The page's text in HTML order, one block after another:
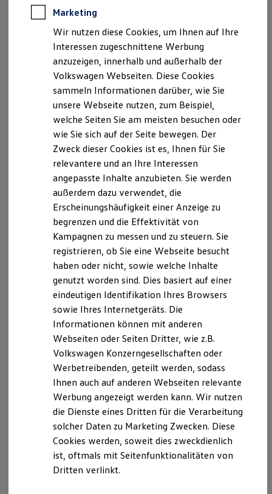
Rekuperation
Laden unterwegs
Laden Zuhause
Ladestationen finden
Ladezeitensimulator
Batterie
Sicherheit
Nachhaltigkeit
Technologie
Kosten und Kauf
Kaufoptionen
E-Auto-Förderung
Software und Konnektivität
Die ID. Software 6
ID. Software Versionen und Updates
Digitale Extras
Schnittstellen zu Ihrem ID.
Hybridautos
Marke und Erlebnis
Volkswagen R und R Experience
R-Modelle
R Experience
Driving Experience
Volkswagen entdecken
Werkbesichtigung
Lifestyle Shop
T-Roc Kollektion
Golf Kollektion
ID. Kollektion
Volkswagen Kollektion
R-Kollektion
GTI Kollektion
Fußball Drop
we drive football
#wedriveproud
Besitzer und Service
Software Updates
Service und Ersatzteile
Steuernummer 328/5860/1231
Sitz der Gesellschaft: Menden
HRB 12535, Amtsgericht Arnsberg
Externer Datenschutzbeauftragter:
Schadowski Consulting GmbH
Internationaler Datenschutz - ISO 27001 - IT
Compliance
Bahnhofstraße 9
52159 Roetgen
Versicherungsvermittler gemäß § 11a
Gewerbeordnung:
Register-Nr. D-QSF6-VQCV9-63
Versicherungsvertreter mit Erlaubnisbefreiung nach §
34d ABS . 3 GewO, erteilt durch die Südwestfälische
Industrie- und Handelskammer zu Hagen,
Bahnhofstraße 18
Hinweis gemäß § 36
Verbraucherstreitbeilegungsgesetz (VSBG): Wir sind
zur Teilnahme an einem Streitbeilegungsverfahren
bei folgender Verbraucherschlichtungsstelle bereit:
Allgemeine Verbraucherschlichtungsstelle des
Zentrums für Schlichtung e.V.
Straßburger Straße 8
77694 Kehl am Rhein
http://www.verbraucher-schlichter.de
Datenschutzerklärung
Datenschutzbestimmungen
Marketing
Wir nutzen diese Cookies, um Ihnen auf Ihre
Interessen zugeschnittene Werbung
anzuzeigen, innerhalb und außerhalb der
Volkswagen Webseiten. Diese Cookies
sammeln Informationen darüber, wie Sie
unsere Webseite nutzen, zum Beispiel,
welche Seiten Sie am meisten besuchen oder
wie Sie sich auf der Seite bewegen. Der
Zweck dieser Cookies ist es, Ihnen für Sie
relevantere und an Ihre Interessen
angepasste Inhalte anzubieten. Sie werden
außerdem dazu verwendet, die
Erscheinungshäufigkeit einer Anzeige zu
begrenzen und die Effektivität von
Kampagnen zu messen und zu steuern. Sie
registrieren, ob Sie eine Webseite besucht
haben oder nicht, sowie welche Inhalte
genutzt worden sind. Dies basiert auf einer
eindeutigen Identifikation Ihres Browsers
sowie Ihres Internetgeräts. Die
Informationen können mit anderen
Webseiten oder Seiten Dritter, wie z.B.
Volkswagen Konzerngesellschaften oder
Werbetreibenden, geteilt werden, sodass
Ihnen auch auf anderen Webseiten relevante
Werbung angezeigt werden kann. Wir nutzen
die Dienste eines Dritten für die Verarbeitung
solcher Daten zu Marketing Zwecken. Diese
Cookies werden, soweit dies zweckdienlich
ist, oftmals mit Seitenfunktionalitäten von
Dritten verlinkt.